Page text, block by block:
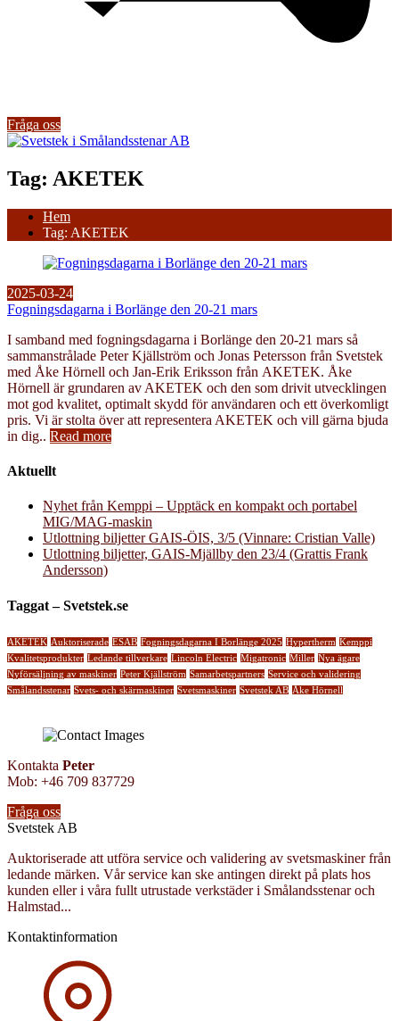
Fråga oss
Tag: AKETEK
Hem
Tag: AKETEK
2025-03-24
Fogningsdagarna i Borlänge den 20-21 mars
I samband med fogningsdagarna i Borlänge den 20-21 mars så
sammanstrålade Peter Kjällström och Jonas Petersson från Svetstek
med Åke Hörnell och Jan-Erik Eriksson från AKETEK. Åke
Hörnell är grundaren av AKETEK och den som drivit utvecklingen
mot god kvalitet, optimalt skydd för användaren och ett överkomligt
pris. Vi är stolta över att representera AKETEK och vill gärna bjuda
in dig.. Read more
Aktuellt
Nyhet från Kemppi – Upptäck en kompakt och portabel
MIG/MAG-maskin
Utlottning biljetter GAIS-ÖIS, 3/5 (Vinnare: Cristian Valle)
Utlottning biljetter, GAIS-Mjällby den 23/4 (Grattis Frank
Andersson)
Taggat – Svetstek.se
AKETEK Auktoriserade ESAB Fogningsdagarna I Borlänge 2025 Hypertherm Kemppi
Kvalitetsprodukter Ledande tillverkare Lincoln Electric Migatronic Miller Nya ägare
Nyförsäljning av maskiner Peter Kjällström Samarbetspartners Service och validering
Smålandsstenar Svets- och skärmaskiner Svetsmaskiner Svetstek AB Åke Hörnell
Kontakta Peter
Mob: +46 709 837729
Fråga oss
Svetstek AB
Auktoriserade att utföra service och validering av svetsmaskiner från
ledande märken. Vår service kan ske antingen direkt på plats hos
kunden eller i våra fullt utrustade verkstäder i Smålandsstenar och
Halmstad...
Kontaktinformation